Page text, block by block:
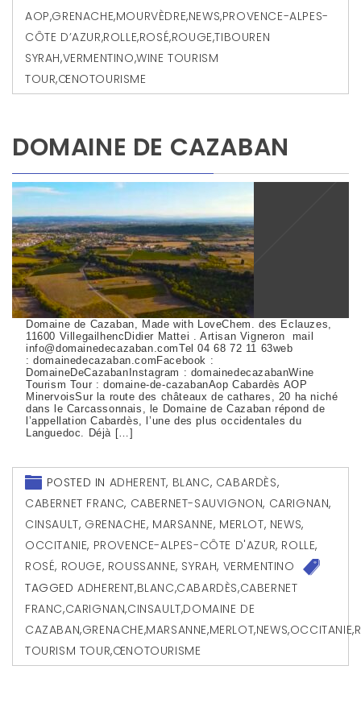
AOP,GRENACHE,MOURVÈDRE,NEWS,PROVENCE-ALPES-
CÔTE D’AZUR,ROLLE,ROSÉ,ROUGE,TIBOUREN
SYRAH,VERMENTINO,WINE TOURISM
TOUR,ŒNOTOURISME
DOMAINE DE CAZABAN
Domaine de Cazaban, Made with LoveChem. des Eclauzes,
11600 VillegailhencDidier Mattei . Artisan Vigneron mail
info@domainedecazaban.comTel 04 68 72 11 63web
: domainedecazaban.comFacebook :
DomaineDeCazabanInstagram : domainedecazabanWine
Tourism Tour : domaine-de-cazabanAop Cabardès AOP
MinervoisSur la route des châteaux de cathares, 20 ha niché
dans le Carcassonnais, le Domaine de Cazaban répond de
l’appellation Cabardès, l’une des plus occidentales du
Languedoc. Déjà […]
POSTED IN ADHERENT, BLANC, CABARDÈS,
CABERNET FRANC, CABERNET-SAUVIGNON, CARIGNAN,
CINSAULT, GRENACHE, MARSANNE, MERLOT, NEWS,
OCCITANIE, PROVENCE-ALPES-CÔTE D'AZUR, ROLLE,
ROSÉ, ROUGE, ROUSSANNE, SYRAH, VERMENTINO
TAGGEDADHERENT,BLANC,CABARDÈS,CABERNET
FRANC,CARIGNAN,CINSAULT,DOMAINE DE
CAZABAN,GRENACHE,MARSANNE,MERLOT,NEWS,OCCITANIE,
TOURISM TOUR,ŒNOTOURISME